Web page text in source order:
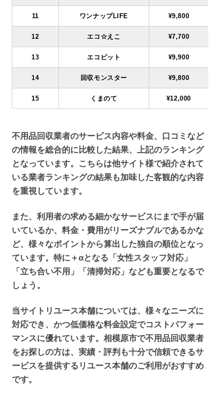
11 ワンナップLIFE ¥9,800
12 エコ☆えこ ¥7,700
13 エコピット ¥9,900
14 回収モンスター ¥9,800
15 くまのて ¥12,000
不用品回収業者のサービス内容や料金、口コミなど
の情報を総合的に比較した結果、上記のランキング
となっています。こちらは他サイト様で紹介されて
いる業者ランキングの結果も加味した客観的な内容
を重視しています。
また、利用者の求める細かなサービスにまで手が届
いているか、料金・費用がリーズナブルであるかな
ど、様々なポイントから算出した独自の順位となっ
ています。特に＋αとなる「女性スタッフ対応」
「立ち合い不用」「清掃対応」なども重要となるで
しょう。
当サイトリユース本舗については、様々なニーズに
対応でき、かつ低価格な料金設定でコストパフォー
マンスに優れています。相模原市で不用品回収業者
をお探しの方は、実績・評判も十分で信頼できるサ
ービスを提供するリユース本舗のご利用がおすすめ
です。